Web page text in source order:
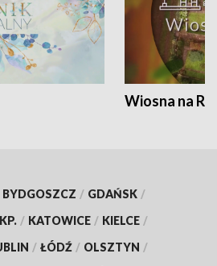
Wiosna na
BYDGOSZCZ / GDAŃSK /
/ KATOWICE / KIELCE /
/ ŁÓDŹ / OLSZTYN /